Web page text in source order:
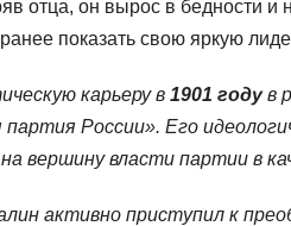
отца, он вырос в бедности
показать свою яркую
карьеру в 1901 годув
партия России». Его
вершину власти партии в
активно приступил к